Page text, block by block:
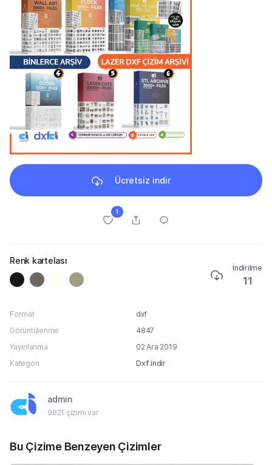
Ücretsiz indir
1
Renk kartelası
İndirilme
11
Format
dxf
Görüntülenme
4847
Yayınlanma
02 Ara 2019
Kategori
Dxf indir
admin
9821 çizimi var
Bu Çizime Benzeyen Çizimler